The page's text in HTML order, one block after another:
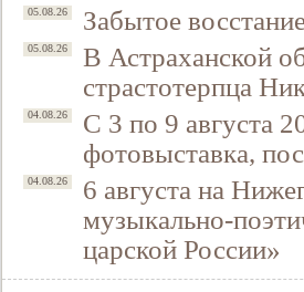
05.08.26 Забытое
05.08.26
В Астраханской
страстотерпца
04.08.26
С 3 по 9 августа
фотовыставка,
04.08.26
6 августа на
музыкально-
царской России»